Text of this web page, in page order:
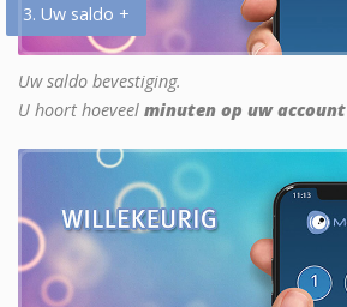
3. Uw saldo +
Uw saldo bevestiging.
U hoort hoeveel minuten op uw account